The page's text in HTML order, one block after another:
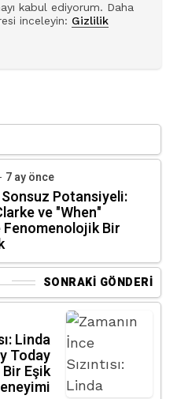
kabul ediyorum. Daha
inceleyin: Gizlilik
7 ay önce
Sonsuz Potansiyeli:
ve "When"
Fenomenolojik Bir
SONRAKI GÖNDERI
Linda
Today
Eşik